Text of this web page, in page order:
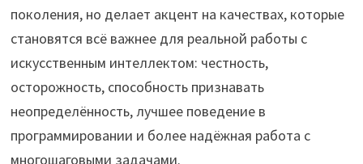
поколения, но делает акцент на качествах, которые
становятся всё важнее для реальной работы с
искусственным интеллектом: честность,
осторожность, способность признавать
неопределённость, лучшее поведение в
программировании и более надёжная работа с
многошаговыми задачами.